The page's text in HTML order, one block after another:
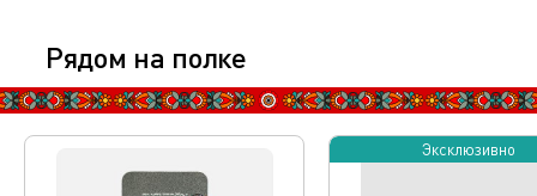
Рядом на полке
Эксклюзивно